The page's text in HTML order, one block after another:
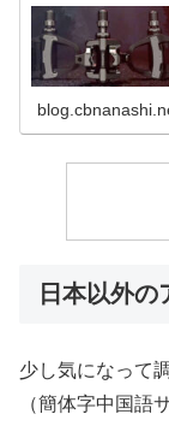
日本以外
少し気になって
（簡体字中国語